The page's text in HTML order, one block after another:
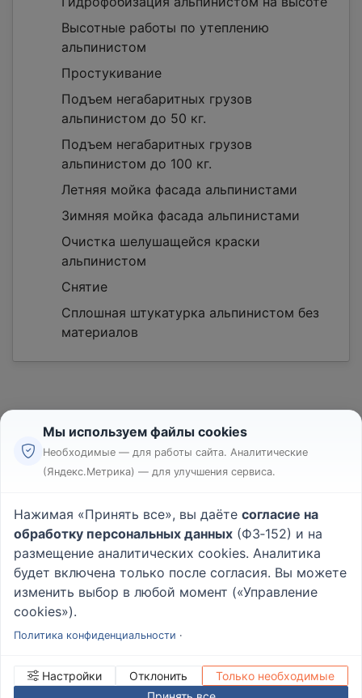
Высотные работы по утеплению
альпинистом
Простукивание
Подъем негабаритных грузов
альпинистом до 50 кг.
Подъем негабаритных грузов
альпинистом до 100 кг.
Летняя мойка фасада альпинистами
Зимняя мойка фасада альпинистами
Очистка шелушащейся краски
альпинистом
Снятие
Сплошная штукатурка альпинистом без
материалов
Реклама
Пользовательское соглашение
Политика конфиденциальности
Вопрос - Ответ|О проекте
Мы используем файлы cookies
Необходимые — для работы сайта. Аналитические
(Яндекс.Метрика) — для улучшения сервиса.
Нажимая «Принять все», вы даёте согласие на
обработку персональных данных (ФЗ‑152) и на
размещение аналитических cookies. Аналитика
будет включена только после согласия. Вы можете
изменить выбор в любой момент («Управление
cookies»).
Политика конфиденциальности ·
Настройки Отклонить
Только необходимые